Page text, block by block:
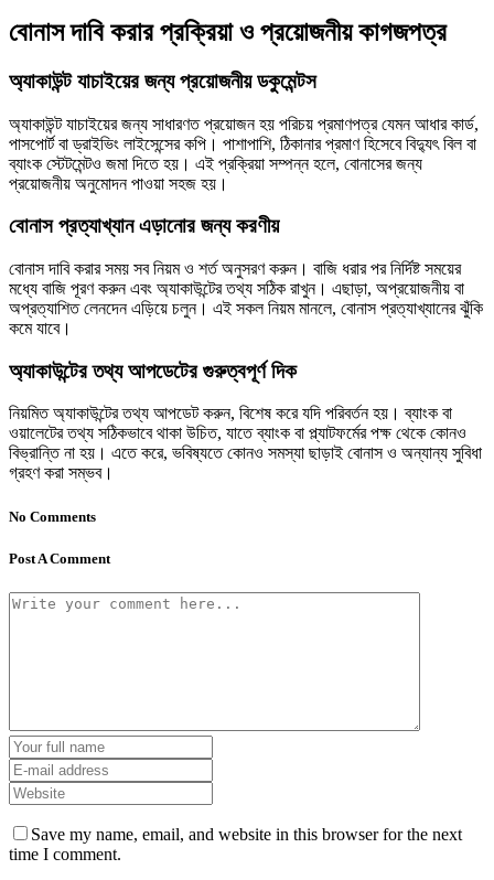
বোনাস দাবি করার প্রক্রিয়া ও প্রয়োজনীয় কাগজপত্র
অ্যাকাউন্ট যাচাইয়ের জন্য প্রয়োজনীয় ডকুমেন্টস
অ্যাকাউন্ট যাচাইয়ের জন্য সাধারণত প্রয়োজন হয় পরিচয় প্রমাণপত্র যেমন আধার কার্ড,
পাসপোর্ট বা ড্রাইভিং লাইসেন্সের কপি। পাশাপাশি, ঠিকানার প্রমাণ হিসেবে বিদ্যুৎ বিল বা
ব্যাংক স্টেটমেন্টও জমা দিতে হয়। এই প্রক্রিয়া সম্পন্ন হলে, বোনাসের জন্য
প্রয়োজনীয় অনুমোদন পাওয়া সহজ হয়।
বোনাস প্রত্যাখ্যান এড়ানোর জন্য করণীয়
বোনাস দাবি করার সময় সব নিয়ম ও শর্ত অনুসরণ করুন। বাজি ধরার পর নির্দিষ্ট সময়ের
মধ্যে বাজি পূরণ করুন এবং অ্যাকাউন্টের তথ্য সঠিক রাখুন। এছাড়া, অপ্রয়োজনীয় বা
অপ্রত্যাশিত লেনদেন এড়িয়ে চলুন। এই সকল নিয়ম মানলে, বোনাস প্রত্যাখ্যানের ঝুঁকি
কমে যাবে।
অ্যাকাউন্টের তথ্য আপডেটের গুরুত্বপূর্ণ দিক
নিয়মিত অ্যাকাউন্টের তথ্য আপডেট করুন, বিশেষ করে যদি পরিবর্তন হয়। ব্যাংক বা
ওয়ালেটের তথ্য সঠিকভাবে থাকা উচিত, যাতে ব্যাংক বা প্ল্যাটফর্মের পক্ষ থেকে কোনও
বিভ্রান্তি না হয়। এতে করে, ভবিষ্যতে কোনও সমস্যা ছাড়াই বোনাস ও অন্যান্য সুবিধা
গ্রহণ করা সম্ভব।
No Comments
Post A Comment
Save my name, email, and website in this browser for the next
time I comment.